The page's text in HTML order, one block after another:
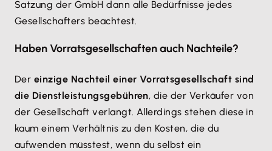
Satzung der GmbH dann alle Bedürfnisse jedes
Gesellschafters beachtest.
Haben Vorratsgesellschaften auch Nachteile?
Der einzige Nachteil einer Vorratsgesellschaft sind
die Dienstleistungsgebühren, die der Verkäufer von
der Gesellschaft verlangt. Allerdings stehen diese in
kaum einem Verhältnis zu den Kosten, die du
aufwenden müsstest, wenn du selbst ein